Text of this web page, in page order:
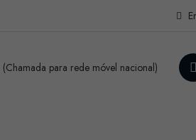
(Chamada para rede móvel nacional)